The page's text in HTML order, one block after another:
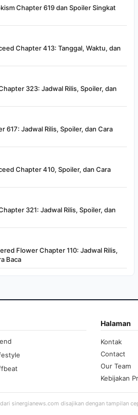
Chapter 619 dan Spoiler Singkat
Chapter 413: Tanggal, Waktu, dan
323: Jadwal Rilis, Spoiler, dan
617: Jadwal Rilis, Spoiler, dan Cara
Chapter 410, Spoiler, dan Cara
321: Jadwal Rilis, Spoiler, dan
Flower Chapter 110: Jadwal Rilis,
Baca
Halaman
Kontak
Contact
Our Team
Kebijakan
sinergianews.com disajikan dengan tampilan